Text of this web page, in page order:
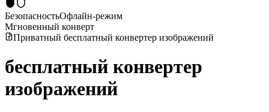
БезопасностьОфлайн-режим
Мгновенный конверт
Приватный бесплатный конвертер изображений
бесплатный конвертер
изображений